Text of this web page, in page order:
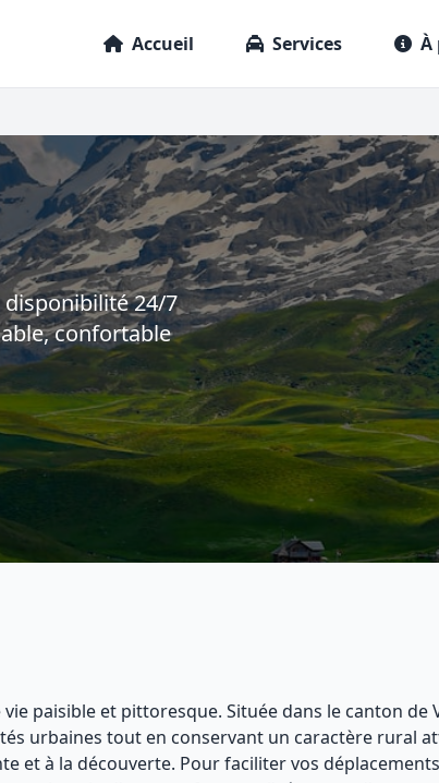
Accueil Services À
24/7
confortable
paisible et pittoresque. Située dans le canton
urbaines tout en conservant un caractère rural
et à la découverte. Pour faciliter vos